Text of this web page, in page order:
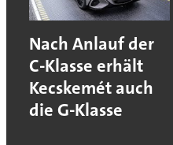
Nach Anlauf der
C-Klasse erhält
Kecskemét auch
die G-Klasse